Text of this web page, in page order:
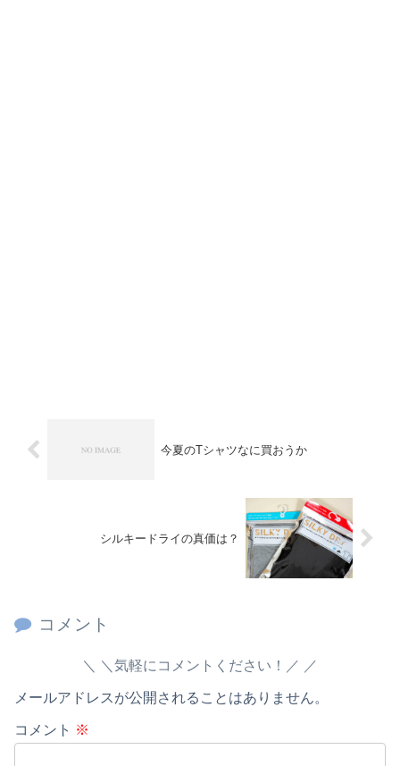
今夏のTシャツなに買おうか
シルキードライの真価は？
コメント
＼気軽にコメントください！／
メールアドレスが公開されることはありません。
コメント ※